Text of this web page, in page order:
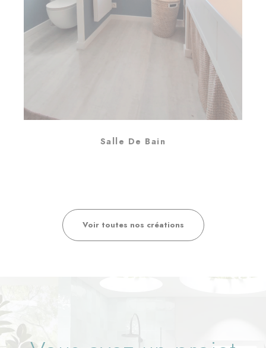
Salle De Bain
Voir toutes nos créations